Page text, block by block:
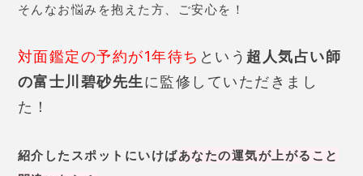
そんなお悩みを抱えた方、ご安心を！
対面鑑定の予約が1年待ち という 超人気占い師
の富士川碧砂先生に監修していただきまし
た！
紹介したスポットにいけばあなたの運気が上がること